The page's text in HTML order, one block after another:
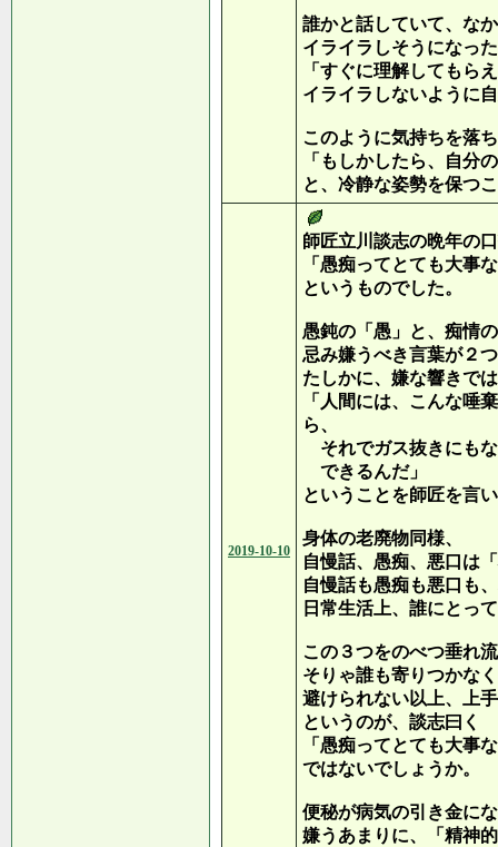
誰かと話していて、な
イライラしそうになっ
「すぐに理解してもら
イライラしないように
このように気持ちを落
「もしかしたら、自分
と、冷静な姿勢を保つ
2019-10-10
師匠立川談志の晩年の
「愚痴ってとても大事
というものでした。
愚鈍の「愚」と、痴情
忌み嫌うべき言葉が２
たしかに、嫌な響きで
「人間には、こんな唾
ら、
それでガス抜きにも
できるんだ」
ということを師匠を言
身体の老廃物同様、
自慢話、愚痴、悪口は
自慢話も愚痴も悪口も
日常生活上、誰にとっ
この３つをのべつ垂れ
そりゃ誰も寄りつかな
避けられない以上、上
というのが、談志曰く
「愚痴ってとても大事
ではないでしょうか。
便秘が病気の引き金に
嫌うあまりに、「精神